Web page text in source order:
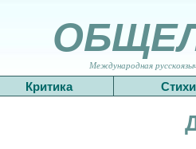
Международная
Критика Стихи